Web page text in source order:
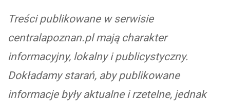
Treści publikowane w serwisie
centralapoznan.pl mają charakter
informacyjny, lokalny i publicystyczny.
Dokładamy starań, aby publikowane
informacje były aktualne i rzetelne, jednak